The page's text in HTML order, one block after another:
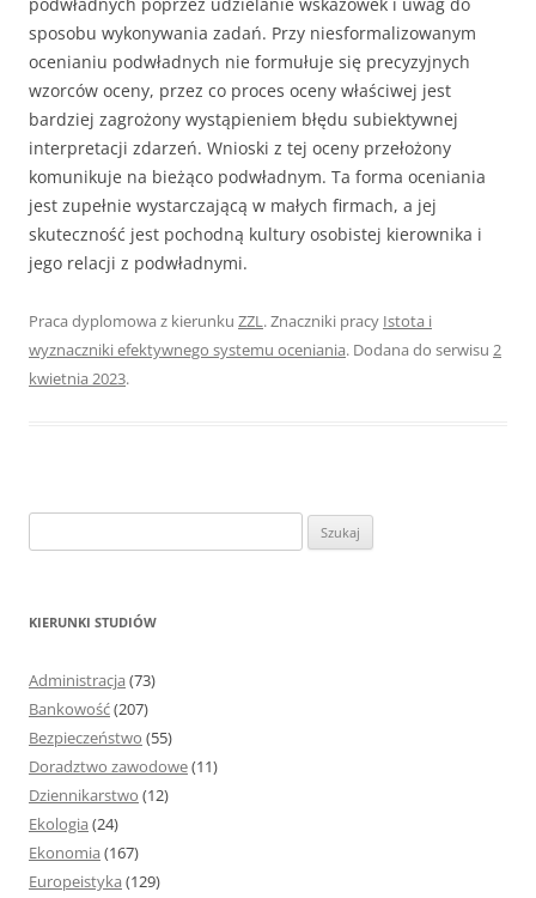
sposobu wykony­wania zadań. Przy niesformalizowanym
ocenianiu podwładnych nie formułuje się precyzyjnych
wzorców oceny, przez co proces oceny właściwej jest
bardziej zagro­żony wystąpieniem błędu subiektywnej
interpretacji zdarzeń. Wnioski z tej oceny przełożony
komunikuje na bieżąco podwładnym. Ta forma oceniania
jest zupeł­nie wystarczającą w małych firmach, a jej
skuteczność jest pochodną kultury oso­bistej kierownika i
jego relacji z podwładnymi.
Praca dyplomowa z kierunku ZZL. Znaczniki pracy Istota i
wyznaczniki efektywnego systemu oceniania. Dodana do serwisu 2
kwietnia 2023.
z
KIERUNKI STUDIÓW
Administracja (73)
Bankowość(207)
Bezpieczeństwo (55)
Doradztwo zawodowe(11)
Dziennikarstwo (12)
Ekologia (24)
Ekonomia (167)
Europeistyka (129)